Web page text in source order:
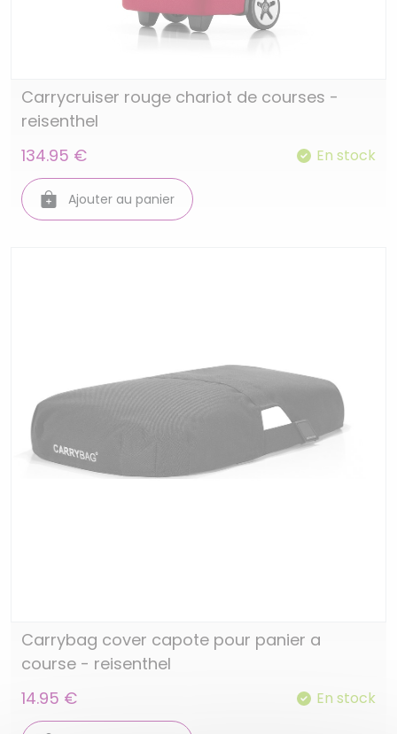
Carrycruiser rouge chariot de courses -
reisenthel
134.95 €
En stock
Ajouter au panier
Carrybag cover capote pour panier a
course - reisenthel
14.95 €
En stock